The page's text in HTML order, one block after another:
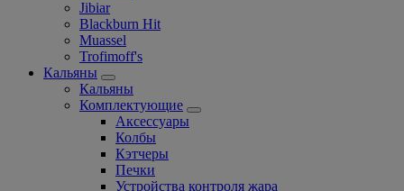
Jibiar
Blackburn Hit
Muassel
Trofimoff's
Кальяны
Кальяны
Комплектующие
Аксессуары
Колбы
Кэтчеры
Печки
Устройства контроля жара